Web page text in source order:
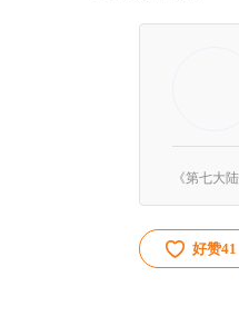
好赞41